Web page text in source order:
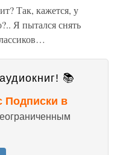
Так, кажется, у
Я пытался снять
📚
Подписки в